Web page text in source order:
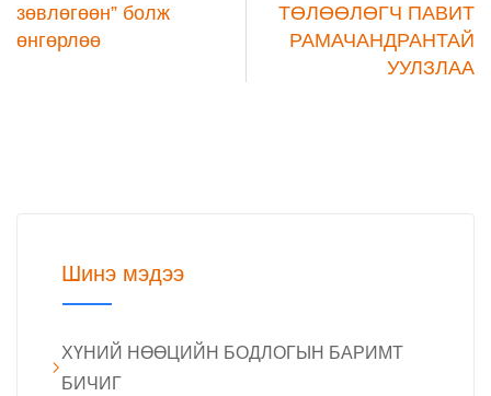
зөвлөгөөн” болж
өнгөрлөө
ТӨЛӨӨЛӨГЧ ПАВИТ
РАМАЧАНДРАНТАЙ
УУЛЗЛАА
Шинэ мэдээ
ХҮНИЙ НӨӨЦИЙН БОДЛОГЫН БАРИМТ
БИЧИГ